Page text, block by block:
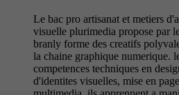
Le bac pro artisanat et metiers
visuelle plurimedia propose par
branly forme des creatifs
la chaine graphique numerique.
competences techniques en
d'identites visuelles, mise en